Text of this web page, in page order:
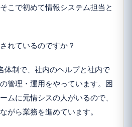
こで初めて情報システム担当と
れているのですか？
体制で、社内のヘルプと社内で
管理・運用をやっています。困
ムに元情シスの人がいるので、
がら業務を進めています。